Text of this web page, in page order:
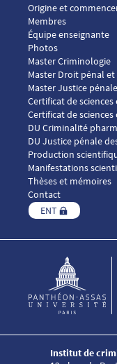
Menu footer ICP 1
Origine et
Membres
Équipe enseignante
Photos
Menu footer ICP 2
Master Criminologie
Master Droit pénal et
Master Justice
Menu footer ICP 3
Certificat de
Certificat de
DU Criminalité
DU Justice pénale
Menu footer ICP 4
Production
Manifestations
Thèses et mémoires
Contact
ENT
Institut de